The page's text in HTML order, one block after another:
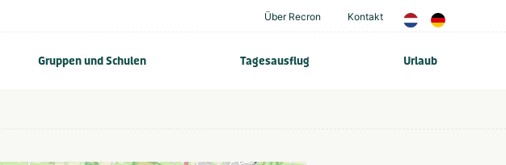
Über Recron Kontakt
Gruppen und Schulen Tagesausflug Urlaub